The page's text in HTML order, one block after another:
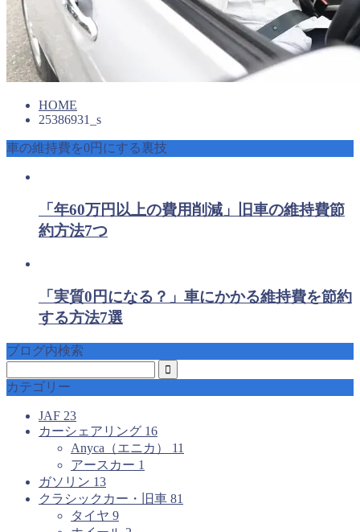
HOME
25386931_s
車の維持費を0円にする裏技
「年60万円以上の費用削減」旧車の維持費節
約方法7つ
「実質0円になる？」車にかかる維持費を節約
する方法7選
ブログ内検索
カテゴリー
JAF 23
カーシェアリング 16
Anyca（エニカ） 11
アースカー 1
ガソリン 13
クラシックカー・旧車 81
タイヤ 9